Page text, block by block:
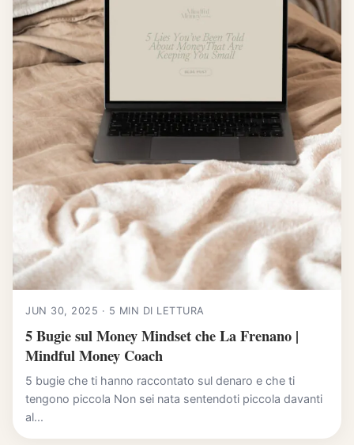
JUN 30, 2025 · 5 MIN DI LETTURA
5 Bugie sul Money Mindset che La Frenano |
Mindful Money Coach
5 bugie che ti hanno raccontato sul denaro e che ti
tengono piccola Non sei nata sentendoti piccola davanti
al...